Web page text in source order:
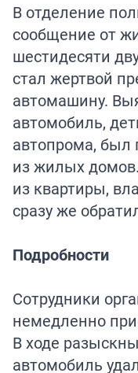
В отделение
сообщение от
шестидесяти
стал жертвой
автомашину.
автомобиль,
автопрома, был
из жилых
из квартиры,
сразу же
Подробности
Сотрудники
немедленно
В ходе
автомобиль